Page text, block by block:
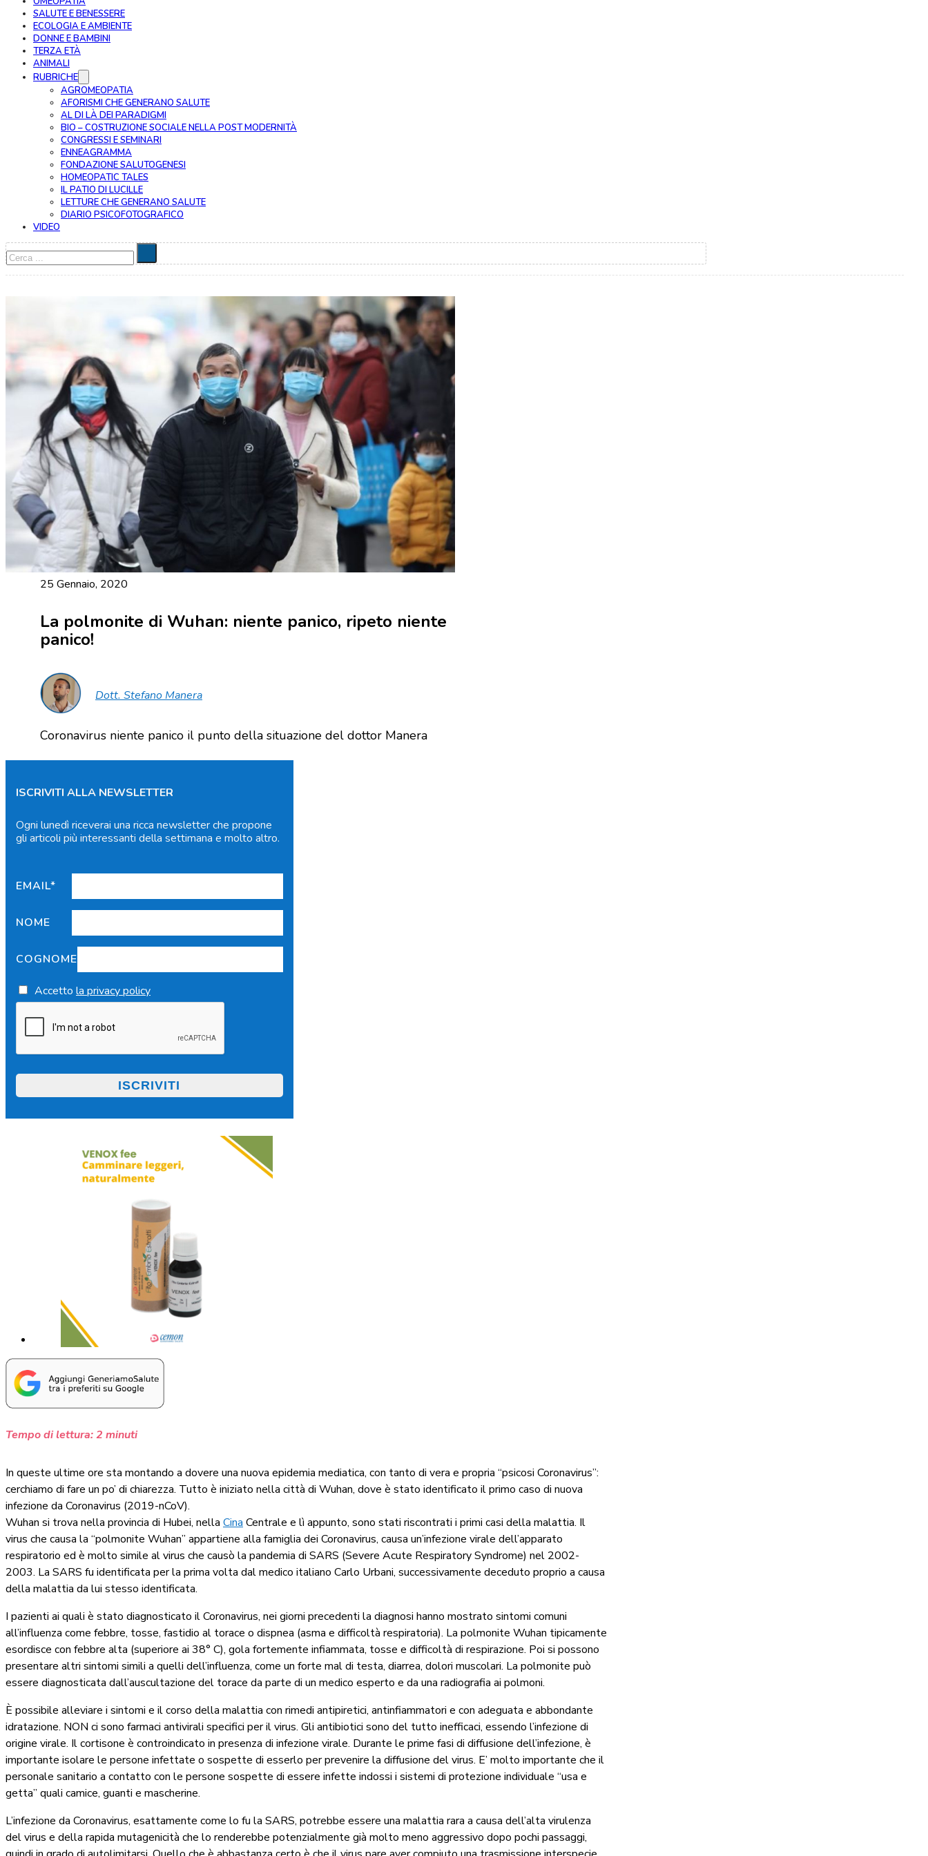
SALUTE E BENESSERE
ECOLOGIA E AMBIENTE
DONNE E BAMBINI
TERZA ETÀ
ANIMALI
RUBRICHE
AGROMEOPATIA
AFORISMI CHE GENERANO SALUTE
AL DI LÀ DEI PARADIGMI
BIO – COSTRUZIONE SOCIALE NELLA POST MODERNITÀ
CONGRESSI E SEMINARI
ENNEAGRAMMA
FONDAZIONE SALUTOGENESI
HOMEOPATIC TALES
IL PATIO DI LUCILLE
LETTURE CHE GENERANO SALUTE
DIARIO PSICOFOTOGRAFICO
VIDEO
Cerca
25 Gennaio, 2020
La polmonite di Wuhan: niente panico, ripeto niente
panico!
Dott. Stefano Manera
Coronavirus niente panico il punto della situazione del dottor Manera
ISCRIVITI ALLA NEWSLETTER
Ogni lunedì riceverai una ricca newsletter che propone
gli articoli più interessanti della settimana e molto altro.
EMAIL*
NOME
COGNOME
Accetto la privacy policy
Tempo di lettura:2 minuti
In queste ultime ore sta montando a dovere una nuova epidemia mediatica, con tanto di vera e propria “psicosi Coronavirus”:
cerchiamo di fare un po’ di chiarezza. Tutto è iniziato nella città di Wuhan, dove è stato identificato il primo caso di nuova
infezione da Coronavirus (2019-nCoV).
Wuhan si trova nella provincia di Hubei, nella Cina Centrale e lì appunto, sono stati riscontrati i primi casi della malattia. Il
virus che causa la “polmonite Wuhan” appartiene alla famiglia dei Coronavirus, causa un’infezione virale dell’apparato
respiratorio ed è molto simile al virus che causò la pandemia di SARS (Severe Acute Respiratory Syndrome) nel 2002-
2003. La SARS fu identificata per la prima volta dal medico italiano Carlo Urbani, successivamente deceduto proprio a causa
della malattia da lui stesso identificata.
I pazienti ai quali è stato diagnosticato il Coronavirus, nei giorni precedenti la diagnosi hanno mostrato sintomi comuni
all’influenza come febbre, tosse, fastidio al torace o dispnea (asma e difficoltà respiratoria). La polmonite Wuhan tipicamente
esordisce con febbre alta (superiore ai 38° C), gola fortemente infiammata, tosse e difficoltà di respirazione. Poi si possono
presentare altri sintomi simili a quelli dell’influenza, come un forte mal di testa, diarrea, dolori muscolari. La polmonite può
essere diagnosticata dall’auscultazione del torace da parte di un medico esperto e da una radiografia ai polmoni.
È possibile alleviare i sintomi e il corso della malattia con rimedi antipiretici, antinfiammatori e con adeguata e abbondante
idratazione. NON ci sono farmaci antivirali specifici per il virus. Gli antibiotici sono del tutto inefficaci, essendo l’infezione di
origine virale. Il cortisone è controindicato in presenza di infezione virale. Durante le prime fasi di diffusione dell’infezione, è
importante isolare le persone infettate o sospette di esserlo per prevenire la diffusione del virus. E’ molto importante che il
personale sanitario a contatto con le persone sospette di essere infette indossi i sistemi di protezione individuale “usa e
getta” quali camice, guanti e mascherine.
L’infezione da Coronavirus, esattamente come lo fu la SARS, potrebbe essere una malattia rara a causa dell’alta virulenza
del virus e della rapida mutagenicità che lo renderebbe potenzialmente già molto meno aggressivo dopo pochi passaggi,